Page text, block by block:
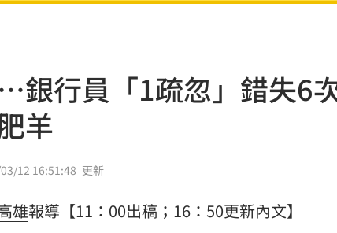
街 多家受害者已吐贖金
女慟:沒有爸爸的父親節 19:42
客事故 1名駕駛死亡
黃韋盛3打點率隊2連勝
下讓他氣噗噗：隨便啦
銀行員「1疏忽」錯失6
羊
12 16:51:48 更新
雄報導【11：00出稿；16：50更新內文】